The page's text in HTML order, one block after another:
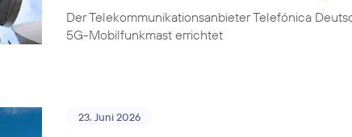
Der Telekommunikationsanbieter Telefónica
5G-Mobilfunkmast errichtet
23. Juni 2026